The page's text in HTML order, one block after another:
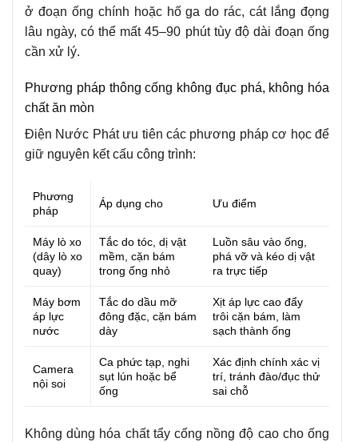
ở đoạn ống chính hoặc hố ga do rác, cát lắng đọng
lâu ngày, có thể mất 45–90 phút tùy độ dài đoạn ống
cần xử lý.
Phương pháp thông cống không đục phá, không hóa
chất ăn mòn
Điện Nước Phát ưu tiên các phương pháp cơ học để
giữ nguyên kết cấu công trình:
Phương
pháp
Áp dụng cho Ưu điểm
Máy lò xo
(dây lò xo
quay)
Tắc do tóc, dị vật
mềm, cặn bám
trong ống nhỏ
Luồn sâu vào ống,
phá vỡ và kéo dị vật
ra trực tiếp
Máy bơm
áp lực
nước
Tắc do dầu mỡ
đông đặc, cặn bám
dày
Xịt áp lực cao đẩy
trôi cặn bám, làm
sạch thành ống
Camera
nội soi
Ca phức tạp, nghi
sụt lún hoặc bể
ống
Xác định chính xác vị
trí, tránh đào/đục thử
sai chỗ
Không dùng hóa chất tẩy cống nồng độ cao cho ống